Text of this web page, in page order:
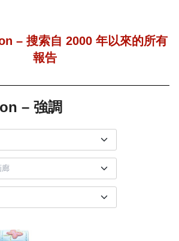
– 搜索自 2000 年以來的所有
報告
– 強調